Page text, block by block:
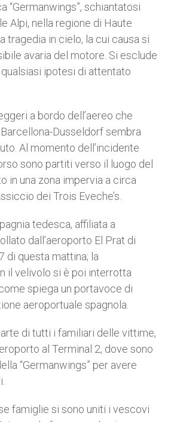
“Germanwings”, schiantatosi
Alpi, nella regione di Haute
tragedia in cielo, la cui causa si
avaria del motore. Si esclude
ipotesi di attentato
a bordo dell’aereo che
Dusseldorf sembra
Al momento dell’incidente
sono partiti verso il luogo del
in una zona impervia a circa
dei Trois Eveche’s.
tedesca, affiliata a
dall’aeroporto El Prat di
di questa mattina; la
il velivolo si è poi interrotta
spiega un portavoce di
aeroportuale spagnola.
di tutti i familiari delle vittime,
al Terminal 2, dove sono
“Germanwings” per avere
famiglie si sono uniti i vescovi